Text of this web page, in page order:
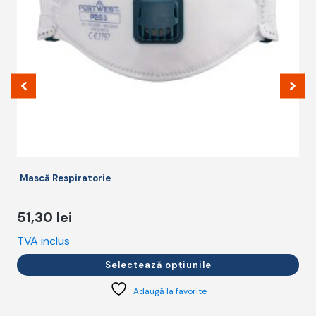
Mască Respiratorie
51,30 lei
TVA inclus
Selectează opțiunile
alese
produsului.
Adaugă la favorite